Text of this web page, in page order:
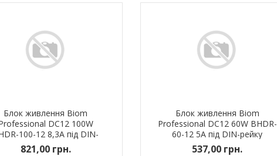
Блок живлення Biom
DC12 100W
100-12 8,3A під DIN-
рейку
821,00 грн.
Блок живлення Biom
Professional DC12 60W BHDR-
60-12 5A під DIN-рейку
537,00 грн.